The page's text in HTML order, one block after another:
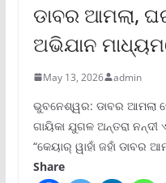
ଡାବର ଆମଲା, ଘର୍
ଅଭିଯାନ
May 13, 2026 admin
ଭୁବନେଶ୍ୱର: ଡାବର ଆମଲା
ଗାୟିକା ଯୁଗଳ ଅନ୍ତରା
“କେୟାର୍ ୱାହାଁ ଜହାଁ ଡାବର
Share